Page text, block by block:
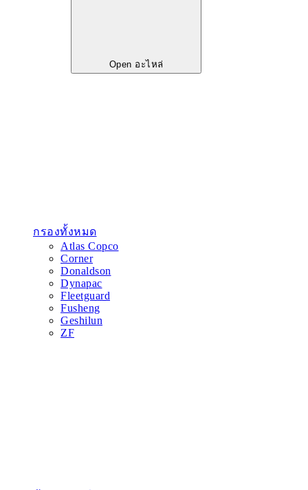
Open อะไหล่
กรองทั้งหมด
Atlas Copco
Corner
Donaldson
Dynapac
Fleetguard
Fusheng
Geshilun
ZF